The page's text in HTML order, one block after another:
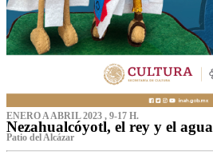
ENERO A ABRIL 2023 , 9-17 H.
Nezahualcóyotl, el rey y el agua
Patio del Alcázar